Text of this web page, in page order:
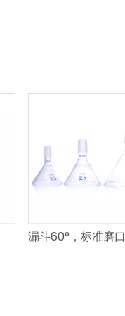
漏斗60°，标准磨口